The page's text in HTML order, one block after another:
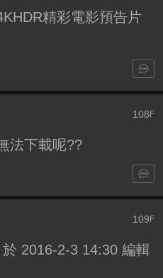
精彩電影預告片
108F
法下載呢??
109F
2016-2-3 14:30 編輯